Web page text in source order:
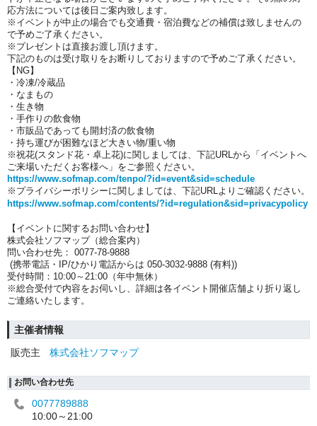
応方法については後日ご案内致します。
※イベントが中止の場合でも交通費・宿泊費などの補償は致しませんの
で予めご了承ください。
※プレゼントは直接お渡し頂けます。
下記のものは受け取りをお断りしておりますので予めご了承ください。
【NG】
・冷凍/冷蔵品
・なまもの
・生き物
・手作りの飲食物
・市販品であっても開封済の飲食物
・持ち運びが困難なほど大きい物/重い物
※祝花(スタンド花・卓上花)に関しましては、下記URLから「イベントへ
ご来場いただくお客様へ」をご参照ください。
https://www.sofmap.com/tenpo/?id=event&sid=schedule
※プライバシーポリシーに関しましては、下記URLよりご確認ください。
https://www.sofmap.com/contents/?id=regulation&sid=privacypolicy
【イベントに関するお問い合わせ】
株式会社ソフマップ（総合案内）
問い合わせ先： 0077-78-9888
(携帯電話・IP/ひかり電話からは 050-3032-9888 (有料))
受付時間：10:00～21:00（年中無休）
※総合受付で内容をお伺いし、詳細は各イベント開催店舗より折り返し
ご連絡いたします。
主催者情報
販売主
株式会社ソフマップ
お問い合わせ先
0077789888
10:00～21:00